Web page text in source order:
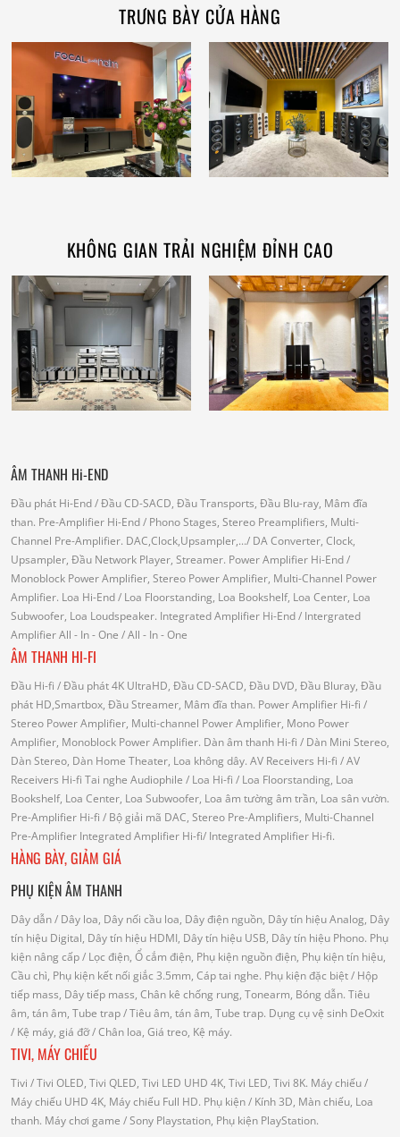
TRƯNG BÀY CỬA HÀNG
KHÔNG GIAN TRẢI NGHIỆM ĐỈNH CAO
ÂM THANH Hi-END
Đầu phát Hi-End/ Đầu CD-SACD, Đầu Transports, Đầu Blu-ray, Mâm đĩa
than. Pre-Amplifier Hi-End/ Phono Stages, Stereo Preamplifiers, Multi-
Channel Pre-Amplifier. DAC,Clock,Upsampler,.../ DA Converter, Clock,
Upsampler, Đầu Network Player, Streamer. Power Amplifier Hi-End/
Monoblock Power Amplifier, Stereo Power Amplifier, Multi-Channel Power
Amplifier. Loa Hi-End/ Loa Floorstanding, Loa Bookshelf, Loa Center, Loa
Subwoofer, Loa Loudspeaker. Integrated Amplifier Hi-End/ Intergrated
AmplifierAll - In - One / All - In - One
ÂM THANH HI-FI
Đầu Hi-fi / Đầu phát 4K UltraHD, Đầu CD-SACD, Đầu DVD, Đầu Bluray, Đầu
phát HD,Smartbox, Đầu Streamer, Mâm đĩa than. Power Amplifier Hi-fi /
Stereo Power Amplifier, Multi-channel Power Amplifier, Mono Power
Amplifier, Monoblock Power Amplifier. Dàn âm thanh Hi-fi / Dàn Mini Stereo,
Dàn Stereo, Dàn Home Theater, Loa không dây. AV Receivers Hi-fi / AV
Receivers Hi-fi Tai nghe Audiophile / Loa Hi-fi / Loa Floorstanding, Loa
Bookshelf, Loa Center, Loa Subwoofer, Loa âm tường âm trần, Loa sân vườn.
Pre-Amplifier Hi-fi / Bộ giải mã DAC, Stereo Pre-Amplifiers, Multi-Channel
Pre-Amplifier Integrated Amplifier Hi-fi/ Integrated Amplifier Hi-fi.
HÀNG BÀY, GIẢM GIÁ
PHỤ KIỆN ÂM THANH
Dây dẫn/ Dây loa, Dây nối cầu loa, Dây điện nguồn, Dây tín hiệu Analog, Dây
tín hiệu Digital, Dây tín hiệu HDMI, Dây tín hiệu USB, Dây tín hiệu Phono. Phụ
kiện nâng cấp/ Lọc điện, Ổ cắm điện, Phụ kiện nguồn điện, Phụ kiện tín hiệu,
Cầu chì, Phụ kiện kết nối giắc 3.5mm, Cáp tai nghe. Phụ kiện đặc biệt/ Hộp
tiếp mass, Dây tiếp mass, Chân kê chống rung, Tonearm, Bóng dẫn. Tiêu
âm, tán âm, Tube trap/ Tiêu âm, tán âm, Tube trap. Dụng cụ vệ sinh DeOxit
/ Kệ máy, giá đỡ/ Chân loa, Giá treo, Kệ máy.
TIVI, MÁY CHIẾU
Tivi / Tivi OLED, Tivi QLED, Tivi LED UHD 4K, Tivi LED, Tivi 8K. Máy chiếu/
Máy chiếu UHD 4K, Máy chiếu Full HD. Phụ kiện/ Kính 3D, Màn chiếu, Loa
thanh. Máy chơi game / Sony Playstation, Phụ kiện PlayStation.